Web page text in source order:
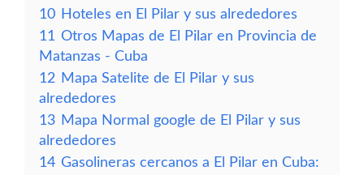
10 Hoteles en El Pilar y sus alrededores
11 Otros Mapas de El Pilar en Provincia de
Matanzas - Cuba
12 Mapa Satelite de El Pilar y sus
alrededores
13 Mapa Normal google de El Pilar y sus
alrededores
14 Gasolineras cercanos a El Pilar en Cuba: